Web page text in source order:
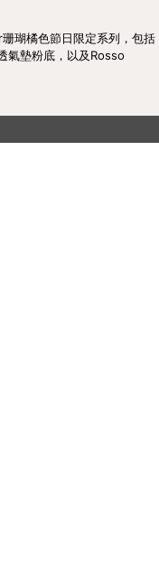
瑚橘色節日限定系列，包括
氣墊粉底，以及Rosso